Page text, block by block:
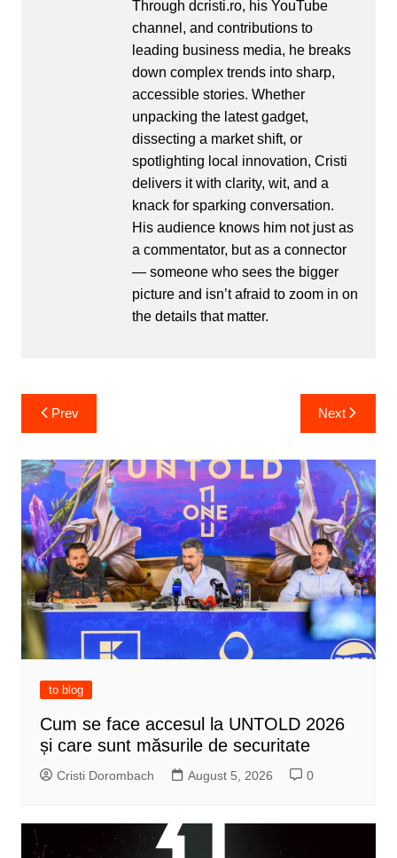
Through dcristi.ro, his YouTube
channel, and contributions to
leading business media, he breaks
down complex trends into sharp,
accessible stories. Whether
unpacking the latest gadget,
dissecting a market shift, or
spotlighting local innovation, Cristi
delivers it with clarity, wit, and a
knack for sparking conversation.
His audience knows him not just as
a commentator, but as a connector
— someone who sees the bigger
picture and isn’t afraid to zoom in on
the details that matter.
Post
navigation
Prev Next
to blog
Cum se face accesul la UNTOLD 2026
și care sunt măsurile de securitate
Cristi Dorombach August 5, 2026 0